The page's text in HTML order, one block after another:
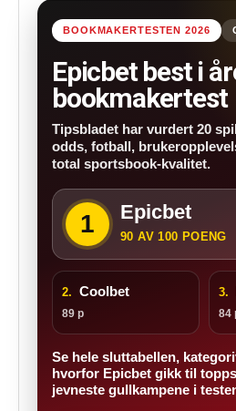
BOOKMAKERTESTEN 2026
Epicbet best i
bookmakertest
Tipsbladet har vurdert 20
odds, fotball,
total sportsbook-kvalitet.
1 Epicbet
90 AV 100 POENG
2. Coolbet
89 p
3.
84
Se hele sluttabellen,
hvorfor Epicbet gikk til
jevneste gullkampene i